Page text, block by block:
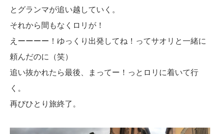
とグランマが追い越していく。
それから間もなくロリが！
えーーーー！ゆっくり出発してね！ってサオリと一緒に
頼んだのに（笑）
追い抜かれたら最後、まってー！っとロリに着いて行
く。
再びひとり旅終了。